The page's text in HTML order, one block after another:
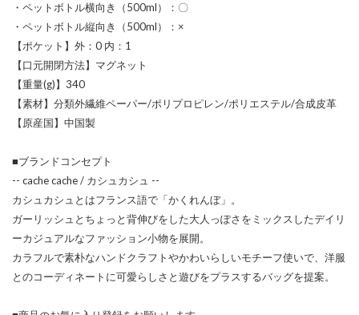
・ペットボトル横向き（500ml）：〇
・ペットボトル縦向き（500ml）：×
【ポケット】外：0 内：1
【口元開閉方法】マグネット
【重量(g)】340
【素材】分類外繊維ペーパー/ポリプロピレン/ポリエステル/合成皮革
【原産国】中国製
■ブランドコンセプト
-- cache cache / カシュカシュ --
カシュカシュとはフランス語で「かくれんぼ」。
ガーリッシュとちょっと背伸びをした大人っぽさをミックスしたデイリ
ーカジュアルなファッション小物を展開。
カラフルで素朴なハンドクラフトやかわいらしいモチーフ使いで、洋服
とのコーディネートに可愛らしさと遊びをプラスするバッグを提案。